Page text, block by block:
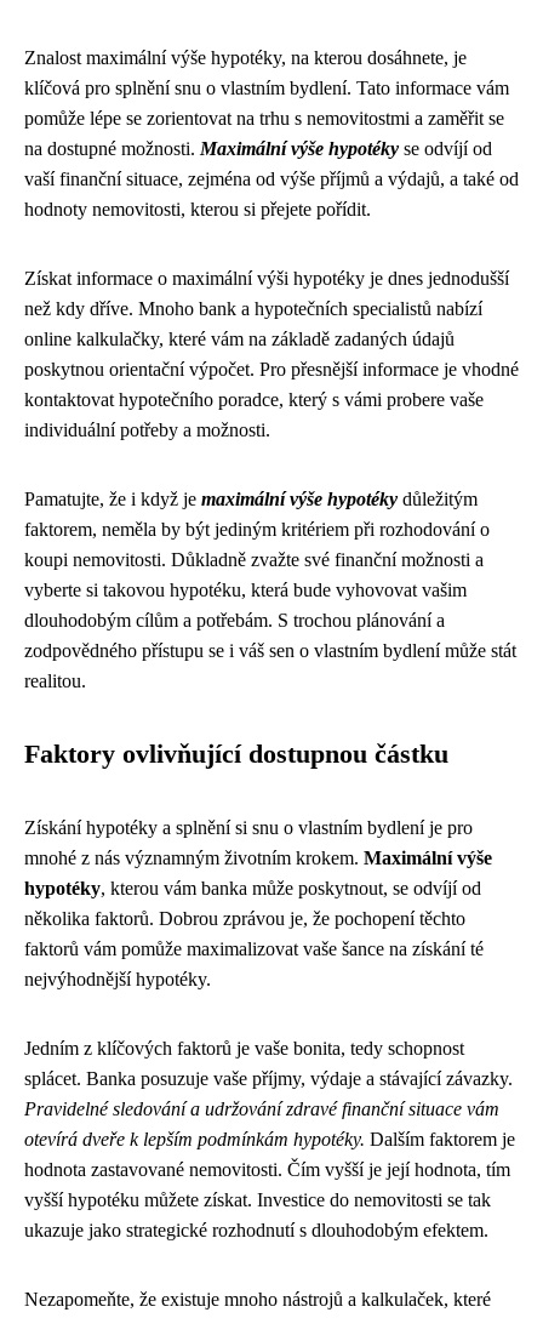
Znalost maximální výše hypotéky, na kterou dosáhnete, je
klíčová pro splnění snu o vlastním bydlení. Tato informace vám
pomůže lépe se zorientovat na trhu s nemovitostmi a zaměřit se
na dostupné možnosti. Maximální výše hypotéky se odvíjí od
vaší finanční situace, zejména od výše příjmů a výdajů, a také od
hodnoty nemovitosti, kterou si přejete pořídit.
Získat informace o maximální výši hypotéky je dnes jednodušší
než kdy dříve. Mnoho bank a hypotečních specialistů nabízí
online kalkulačky, které vám na základě zadaných údajů
poskytnou orientační výpočet. Pro přesnější informace je vhodné
kontaktovat hypotečního poradce, který s vámi probere vaše
individuální potřeby a možnosti.
Pamatujte, že i když je maximální výše hypotéky důležitým
faktorem, neměla by být jediným kritériem při rozhodování o
koupi nemovitosti. Důkladně zvažte své finanční možnosti a
vyberte si takovou hypotéku, která bude vyhovovat vašim
dlouhodobým cílům a potřebám. S trochou plánování a
zodpovědného přístupu se i váš sen o vlastním bydlení může stát
realitou.
Faktory ovlivňující dostupnou částku
Získání hypotéky a splnění si snu o vlastním bydlení je pro
mnohé z nás významným životním krokem. Maximální výše
hypotéky, kterou vám banka může poskytnout, se odvíjí od
několika faktorů. Dobrou zprávou je, že pochopení těchto
faktorů vám pomůže maximalizovat vaše šance na získání té
nejvýhodnější hypotéky.
Jedním z klíčových faktorů je vaše bonita, tedy schopnost
splácet. Banka posuzuje vaše příjmy, výdaje a stávající závazky.
Pravidelné sledování a udržování zdravé finanční situace vám
otevírá dveře k lepším podmínkám hypotéky. Dalším faktorem je
hodnota zastavované nemovitosti. Čím vyšší je její hodnota, tím
vyšší hypotéku můžete získat. Investice do nemovitosti se tak
ukazuje jako strategické rozhodnutí s dlouhodobým efektem.
Nezapomeňte, že existuje mnoho nástrojů a kalkulaček, které